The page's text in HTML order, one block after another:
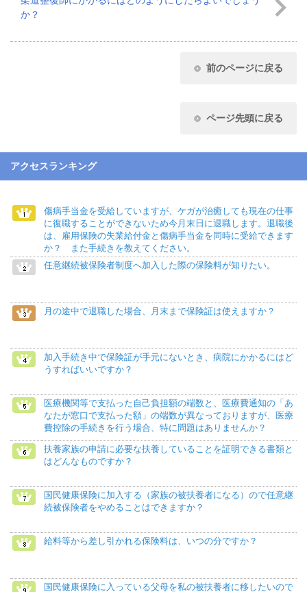
か？
前のページに戻る
ページ先頭に戻る
アクセスランキング
傷病手当金を受給していますが、ケガが治癒しても現在の仕事
に復職することができないため今月末日に退職します。退職後
は、雇用保険の失業給付金と傷病手当金を同時に受給できます
か？ また手続きを教えてください。
任意継続被保険者制度へ加入した際の保険料が知りたい。
月の途中で退職した場合、月末まで保険証は使えますか？
加入手続き中で保険証が手元にないとき、病院にかかるにはど
うすればいいですか？
医療機関等で支払った自己負担額の端数と、医療費通知の「あ
なたが窓口で支払った額」の端数が異なっておりますが、医療
費控除の手続きを行う場合、特に問題はありませんか？
扶養家族の申請に必要な扶養していることを証明できる書類と
はどんなものですか？
国民健康保険に加入する（家族の被扶養者になる）ので任意継
続被保険者をやめることはできますか？
給料等から差し引かれる保険料は、いつの分ですか？
国民健康保険に入っている父母を私の被扶養者に移したいので